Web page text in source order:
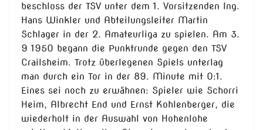
beschloss der TSV unter dem 1. Vorsitzenden Ing.
Hans Winkler und Abteilungsleiter Martin
Schlager in der 2. Amateurliga zu spielen. Am 3.
9 1950 begann die Punktrunde gegen den TSV
Crailsheim. Trotz überlegenen Spiels unterlag
man durch ein Tor in der 89. Minute mit 0:1.
Eines sei noch zu erwähnen: Spieler wie Schorri
Heim, Albrecht End und Ernst Kohlenberger, die
wiederholt in der Auswahl von Hohenlohe